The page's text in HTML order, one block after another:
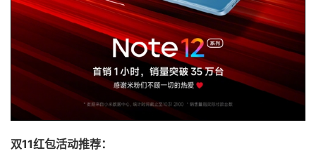
双11红包活动推荐：